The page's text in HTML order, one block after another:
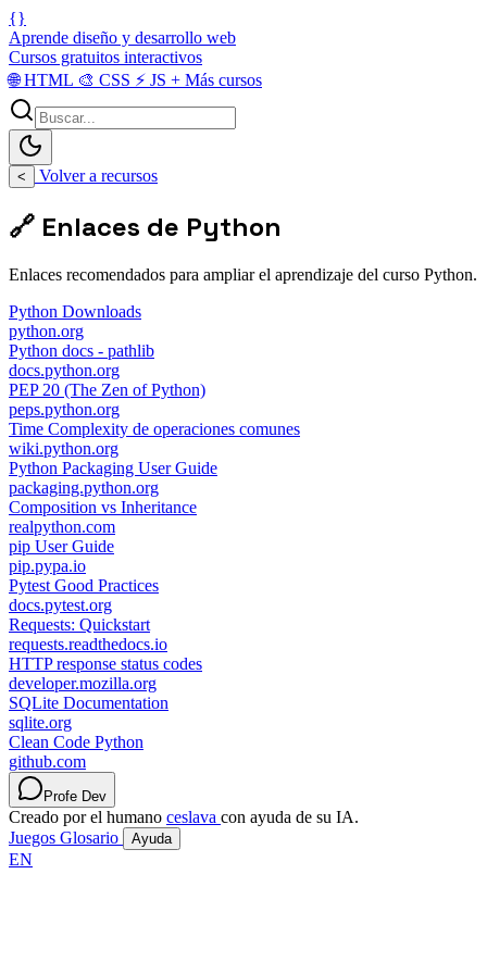
{}
Aprende diseño y desarrollo web
Cursos gratuitos interactivos
🌐HTML 🎨 CSS ⚡ JS + Más cursos
< Volver a recursos
🔗 Enlaces de Python
Enlaces recomendados para ampliar el aprendizaje del curso Python.
Python Downloads
python.org
Python docs - pathlib
docs.python.org
PEP 20 (The Zen of Python)
peps.python.org
Time Complexity de operaciones comunes
wiki.python.org
Python Packaging User Guide
packaging.python.org
Composition vs Inheritance
realpython.com
pip User Guide
pip.pypa.io
Pytest Good Practices
docs.pytest.org
Requests: Quickstart
requests.readthedocs.io
HTTP response status codes
developer.mozilla.org
SQLite Documentation
sqlite.org
Clean Code Python
github.com
Profe Dev
Creado por el humano ceslava con ayuda de su IA.
Juegos Glosario Ayuda
EN